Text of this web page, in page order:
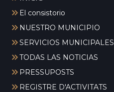
El consistorio
NUESTRO MUNICIPIO
SERVICIOS MUNICIPALES
TODAS LAS NOTICIAS
PRESSUPOSTS
REGISTRE D'ACTIVITATS